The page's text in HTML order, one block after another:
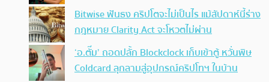
Bitwise ฟันธง คริปโตจะไม่เป็นไร แม้สัปดาห์นี้ร่าง
กฎหมาย Clarity Act จะโหวตไม่ผ่าน
‘อ.ตั๊ม’ ถอดปลั้ก Blockclock เก็บเข้าตู้ หวั่นพิษ
Coldcard ลุกลามสู่อุปกรณ์คริปโทฯ ในบ้าน